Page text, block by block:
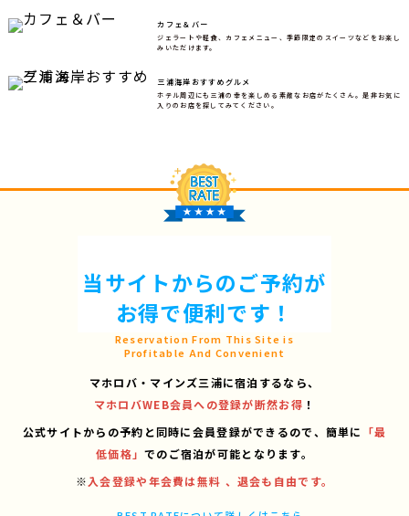
カフェ＆バー
ジェラートや軽食、カフェメニュー、季節限定のスイーツなどをお楽し
みいただけます。
三浦海岸おすすめグルメ
ホテル周辺にも三浦の幸を楽しめる素敵なお店がたくさん。是非お気に
入りのお店を探してみてください。
当サイトからのご予約が
お得で便利です！
Reservation From This Site is
Profitable And Convenient
マホロバ・マインズ三浦に宿泊するなら、
マホロバWEB会員への登録が断然お得 ！
公式サイトからの予約と同時に会員登録ができるので、 簡単に 「最
低価格」でのご宿泊が可能となります。
※ 入会登録や年会費は無料 、退会も自由です。